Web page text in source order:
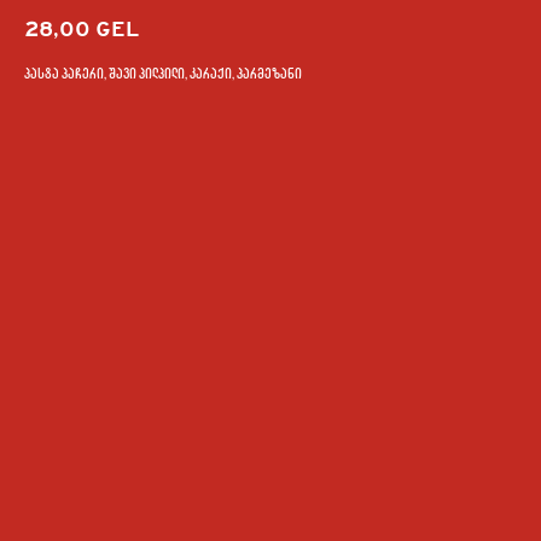
28,00 GEL
პასტა პაჩერი, შავი პილპილი, კარაქი, პარმეზანი